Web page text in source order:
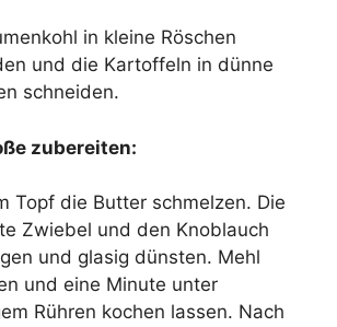
in kleine Röschen
und die Kartoffeln in dünne
schneiden.
zubereiten:
Topf die Butter schmelzen. Die
Zwiebel und den Knoblauch
und glasig dünsten. Mehl
und eine Minute unter
Rühren kochen lassen. Nach